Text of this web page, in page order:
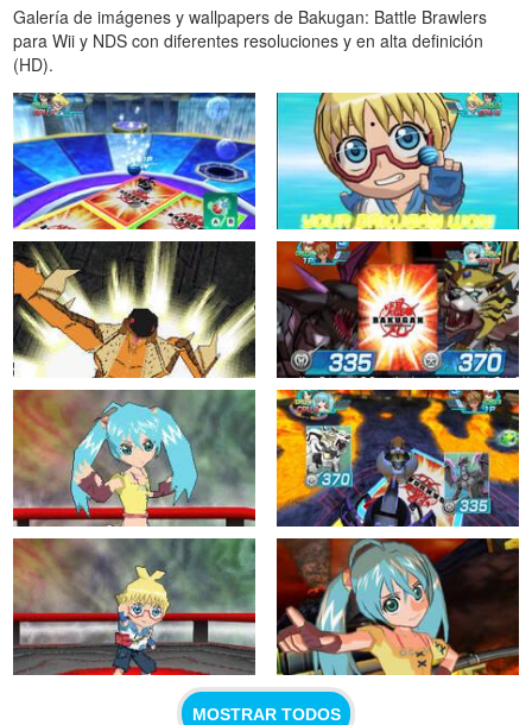
Galería de imágenes y wallpapers de Bakugan: Battle Brawlers
para Wii y NDS con diferentes resoluciones y en alta definición
(HD).
MOSTRAR TODOS